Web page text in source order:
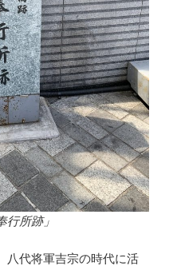
所跡」
代将軍吉宗の時代に活